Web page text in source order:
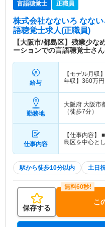
保育費補助
年5月 ■営
祝日・お盆
区、北区、
転車で片道
型認知症、
症、認知症
言語聴覚士 正職員
株式会社なないろ なな
語聴覚士求人(正職員)
【大阪市/都島区】残業少
ーションでの言語聴覚士さ
給与
【モデル月収】
年収】 360万円
勤務地
大阪府 大阪市
（徒歩7分）
仕事内容
【仕事内容】
島区を中心と
駅から徒歩10分以内 土日
保存する
こ